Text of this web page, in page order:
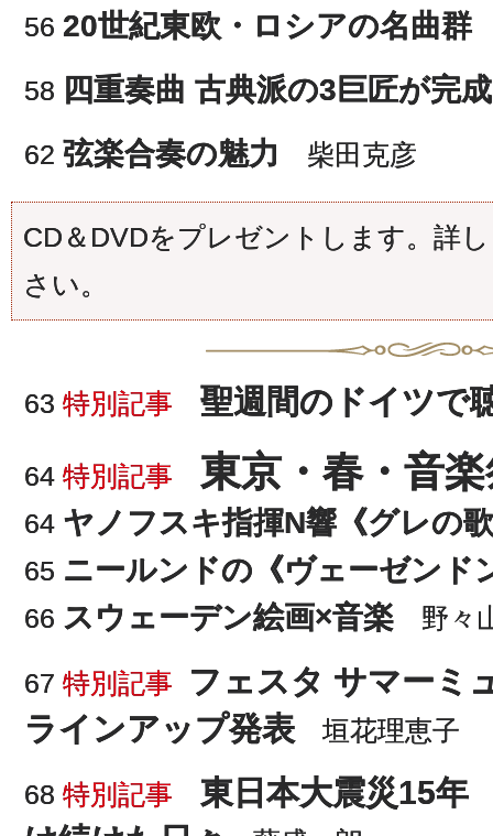
56 20世紀東欧・ロシアの名曲群
58 四重奏曲 古典派の3巨匠が完成
62 弦楽合奏の魅力 柴田克彦
CD＆DVDをプレゼントします。詳
さい。
63 特別記事 聖週間のドイツで
64 特別記事 東京・春・音
64 ヤノフスキ指揮N響《グレの
65 ニールンドの《ヴェーゼンド
66 スウェーデン絵画×音楽 野々
67 特別記事
フェスタ サマーミ
ラインアップ発表 垣花理恵子
68 特別記事
東日本大震災15